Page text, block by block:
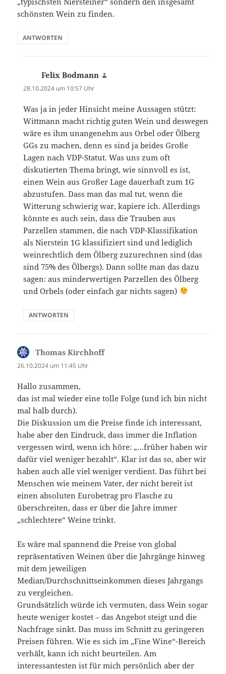
schönsten Wein zu finden.
ANTWORTEN
Felix Bodmann
28.10.2024 um 10:57 Uhr
Was ja in jeder Hinsicht meine Aussagen stützt:
Wittmann macht richtig guten Wein und deswegen
wäre es ihm unangenehm aus Orbel oder Ölberg
GGs zu machen, denn es sind ja beides Große
Lagen nach VDP-Statut. Was uns zum oft
diskutierten Thema bringt, wie sinnvoll es ist,
einen Wein aus Großer Lage dauerhaft zum 1G
abzustufen. Dass man das mal tut, wenn die
Witterung schwierig war, kapiere ich. Allerdings
könnte es auch sein, dass die Trauben aus
Parzellen stammen, die nach VDP-Klassifikation
als Nierstein 1G klassifiziert sind und lediglich
weinrechtlich dem Ölberg zuzurechnen sind (das
sind 75% des Ölbergs). Dann sollte man das dazu
sagen: aus minderwertigen Parzellen des Ölberg
und Orbels (oder einfach gar nichts sagen)
ANTWORTEN
Thomas Kirchhoffsagt:
26.10.2024 um 11:45 Uhr
Hallo zusammen,
das ist mal wieder eine tolle Folge (und ich bin nicht
mal halb durch).
Die Diskussion um die Preise finde ich interessant,
habe aber den Eindruck, dass immer die Inflation
vergessen wird, wenn ich höre: „…früher haben wir
dafür viel weniger bezahlt“. Klar ist das so, aber wir
haben auch alle viel weniger verdient. Das führt bei
Menschen wie meinem Vater, der nicht bereit ist
einen absoluten Eurobetrag pro Flasche zu
überschreiten, dass er über die Jahre immer
„schlechtere“ Weine trinkt.
Es wäre mal spannend die Preise von global
repräsentativen Weinen über die Jahrgänge hinweg
mit dem jeweiligen
Median/Durchschnittseinkommen dieses Jahrgangs
zu vergleichen.
Grundsätzlich würde ich vermuten, dass Wein sogar
heute weniger kostet – das Angebot steigt und die
Nachfrage sinkt. Das muss im Schnitt zu geringeren
Preisen führen. Wie es sich im „Fine Wine“-Bereich
verhält, kann ich nicht beurteilen. Am
interessantesten ist für mich persönlich aber der